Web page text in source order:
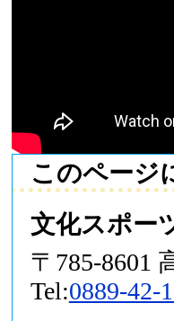
このページ
文化スポー
〒785-8601
Tel:0889-42-